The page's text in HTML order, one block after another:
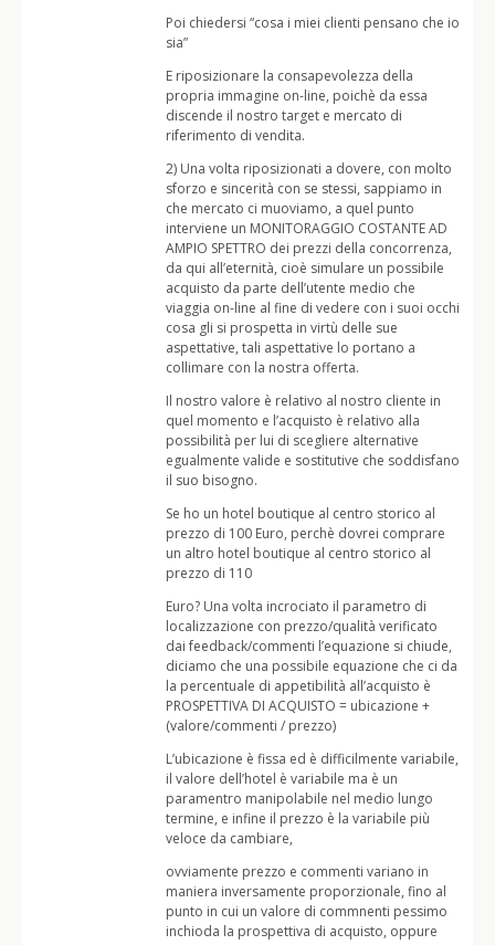
Poi chiedersi “cosa i miei clienti pensano che io
sia”
E riposizionare la consapevolezza della
propria immagine on-line, poichè da essa
discende il nostro target e mercato di
riferimento di vendita.
2) Una volta riposizionati a dovere, con molto
sforzo e sincerità con se stessi, sappiamo in
che mercato ci muoviamo, a quel punto
interviene un MONITORAGGIO COSTANTE AD
AMPIO SPETTRO dei prezzi della concorrenza,
da qui all’eternità, cioè simulare un possibile
acquisto da parte dell’utente medio che
viaggia on-line al fine di vedere con i suoi occhi
cosa gli si prospetta in virtù delle sue
aspettative, tali aspettative lo portano a
collimare con la nostra offerta.
Il nostro valore è relativo al nostro cliente in
quel momento e l’acquisto è relativo alla
possibilità per lui di scegliere alternative
egualmente valide e sostitutive che soddisfano
il suo bisogno.
Se ho un hotel boutique al centro storico al
prezzo di 100 Euro, perchè dovrei comprare
un altro hotel boutique al centro storico al
prezzo di 110
Euro? Una volta incrociato il parametro di
localizzazione con prezzo/qualità verificato
dai feedback/commenti l’equazione si chiude,
diciamo che una possibile equazione che ci da
la percentuale di appetibilità all’acquisto è
PROSPETTIVA DI ACQUISTO = ubicazione +
(valore/commenti / prezzo)
L’ubicazione è fissa ed è difficilmente variabile,
il valore dell’hotel è variabile ma è un
paramentro manipolabile nel medio lungo
termine, e infine il prezzo è la variabile più
veloce da cambiare,
ovviamente prezzo e commenti variano in
maniera inversamente proporzionale, fino al
punto in cui un valore di commnenti pessimo
inchioda la prospettiva di acquisto, oppure